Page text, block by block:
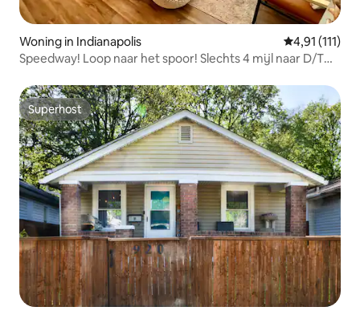
Woning in Indianapolis Gemiddelde
4,91 (111)
Speedway! Loop naar het spoor! Slechts 4 mijl naar D/T
Superhost
Superhost